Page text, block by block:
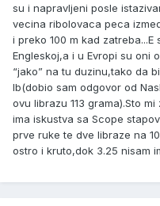
su i napravljeni posle
vecina ribolovaca peca
i preko 100 m kad
Engleskoj,a i u Evropi su oni
“jako” na tu duzinu,tako da
lb(dobio sam odgovor od
ovu librazu 113 grama).Sto
ima iskustva sa Scope
prve ruke te dve libraze na
ostro i kruto,dok 3.25 nisam